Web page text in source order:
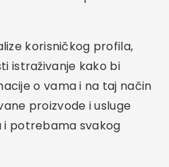
korisničkog profila,
istraživanje kako bi
o vama i na taj način
proizvode i usluge
potrebama svakog